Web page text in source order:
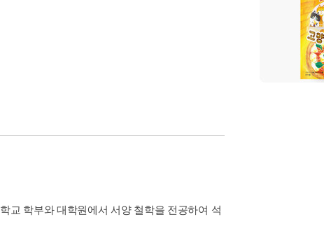
교 학부와 대학원에서 서양 철학을 전공하여 석